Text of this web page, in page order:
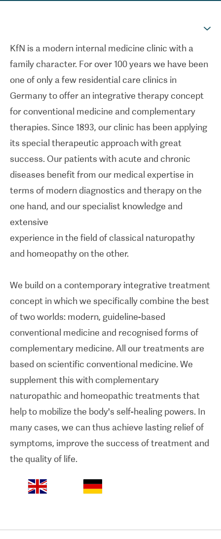
KfN is a modern internal medicine clinic with a
family character. For over 100 years we have been
one of only a few residential care clinics in
Germany to offer an integrative therapy concept
for conventional medicine and complementary
therapies. Since 1893, our clinic has been applying
its special therapeutic approach with great
success. Our patients with acute and chronic
diseases benefit from our medical expertise in
terms of modern diagnostics and therapy on the
one hand, and our specialist knowledge and
extensive
experience in the field of classical naturopathy
and homeopathy on the other.
We build on a contemporary integrative treatment
concept in which we specifically combine the best
of two worlds: modern, guideline-based
conventional medicine and recognised forms of
complementary medicine. All our treatments are
based on scientific conventional medicine. We
supplement this with complementary
naturopathic and homeopathic treatments that
help to mobilize the body's self-healing powers. In
many cases, we can thus achieve lasting relief of
symptoms, improve the success of treatment and
the quality of life.